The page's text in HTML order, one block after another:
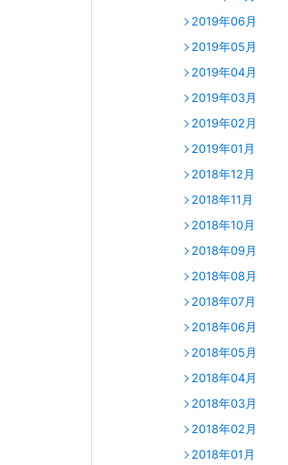
2019年06月
2019年05月
2019年04月
2019年03月
2019年02月
2019年01月
2018年12月
2018年11月
2018年10月
2018年09月
2018年08月
2018年07月
2018年06月
2018年05月
2018年04月
2018年03月
2018年02月
2018年01月